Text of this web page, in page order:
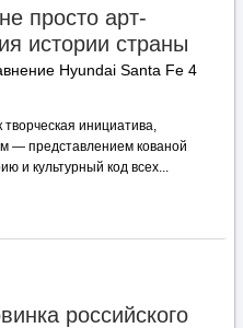
просто арт-
истории страны
Hyundai Santa Fe 4
творческая инициатива,
— представлением кованой
и культурный код всех...
российского